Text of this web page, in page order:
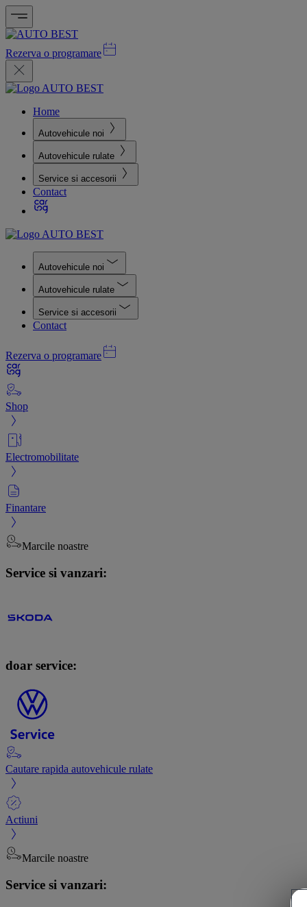
Rezerva o programare
Home
Autovehicule noi
Autovehicule rulate
Service si accesorii
Contact
Autovehicule noi
Autovehicule rulate
Service si accesorii
Contact
Rezerva o programare
Shop
Electromobilitate
Finantare
Marcile noastre
Service si vanzari:
doar service:
Cautare rapida autovehicule rulate
Actiuni
Marcile noastre
Service si vanzari: